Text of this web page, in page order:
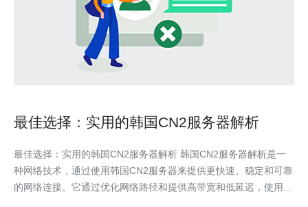
最佳选择：实用的韩国CN2服务器解析
最佳选择：实用的韩国CN2服务器解析 韩国CN2服务器解析是一
种网络技术，通过使用韩国CN2服务器来提供更快速、稳定和可靠
的网络连接。它通过优化网络路径和提供高带宽和低延迟，使用户